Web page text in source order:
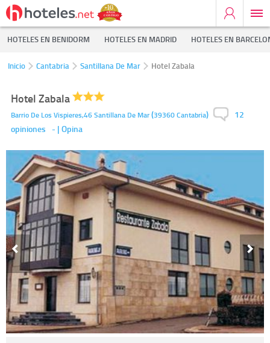
HOTELES EN BENIDORM HOTELES EN MADRID HOTELES EN
Inicio Cantabria Santillana De Mar Hotel Zabala
Hotel Zabala
Barrio De Los Vispieres,46Santillana De Mar(39360Cantabria)
12
opiniones - | Opina